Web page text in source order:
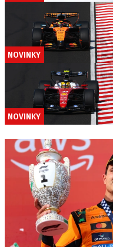
NOVINKY
NOVINKY